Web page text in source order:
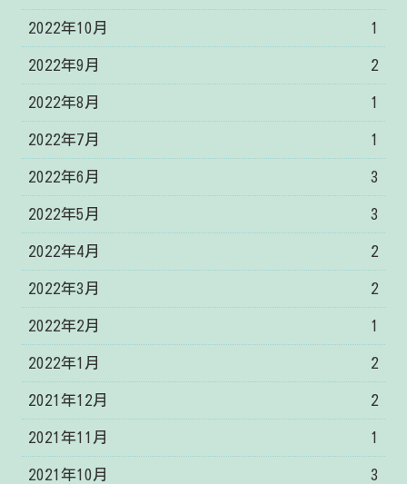
2022年10月 1
2022年9月 2
2022年8月 1
2022年7月 1
2022年6月 3
2022年5月 3
2022年4月 2
2022年3月 2
2022年2月 1
2022年1月 2
2021年12月 2
2021年11月 1
2021年10月 3